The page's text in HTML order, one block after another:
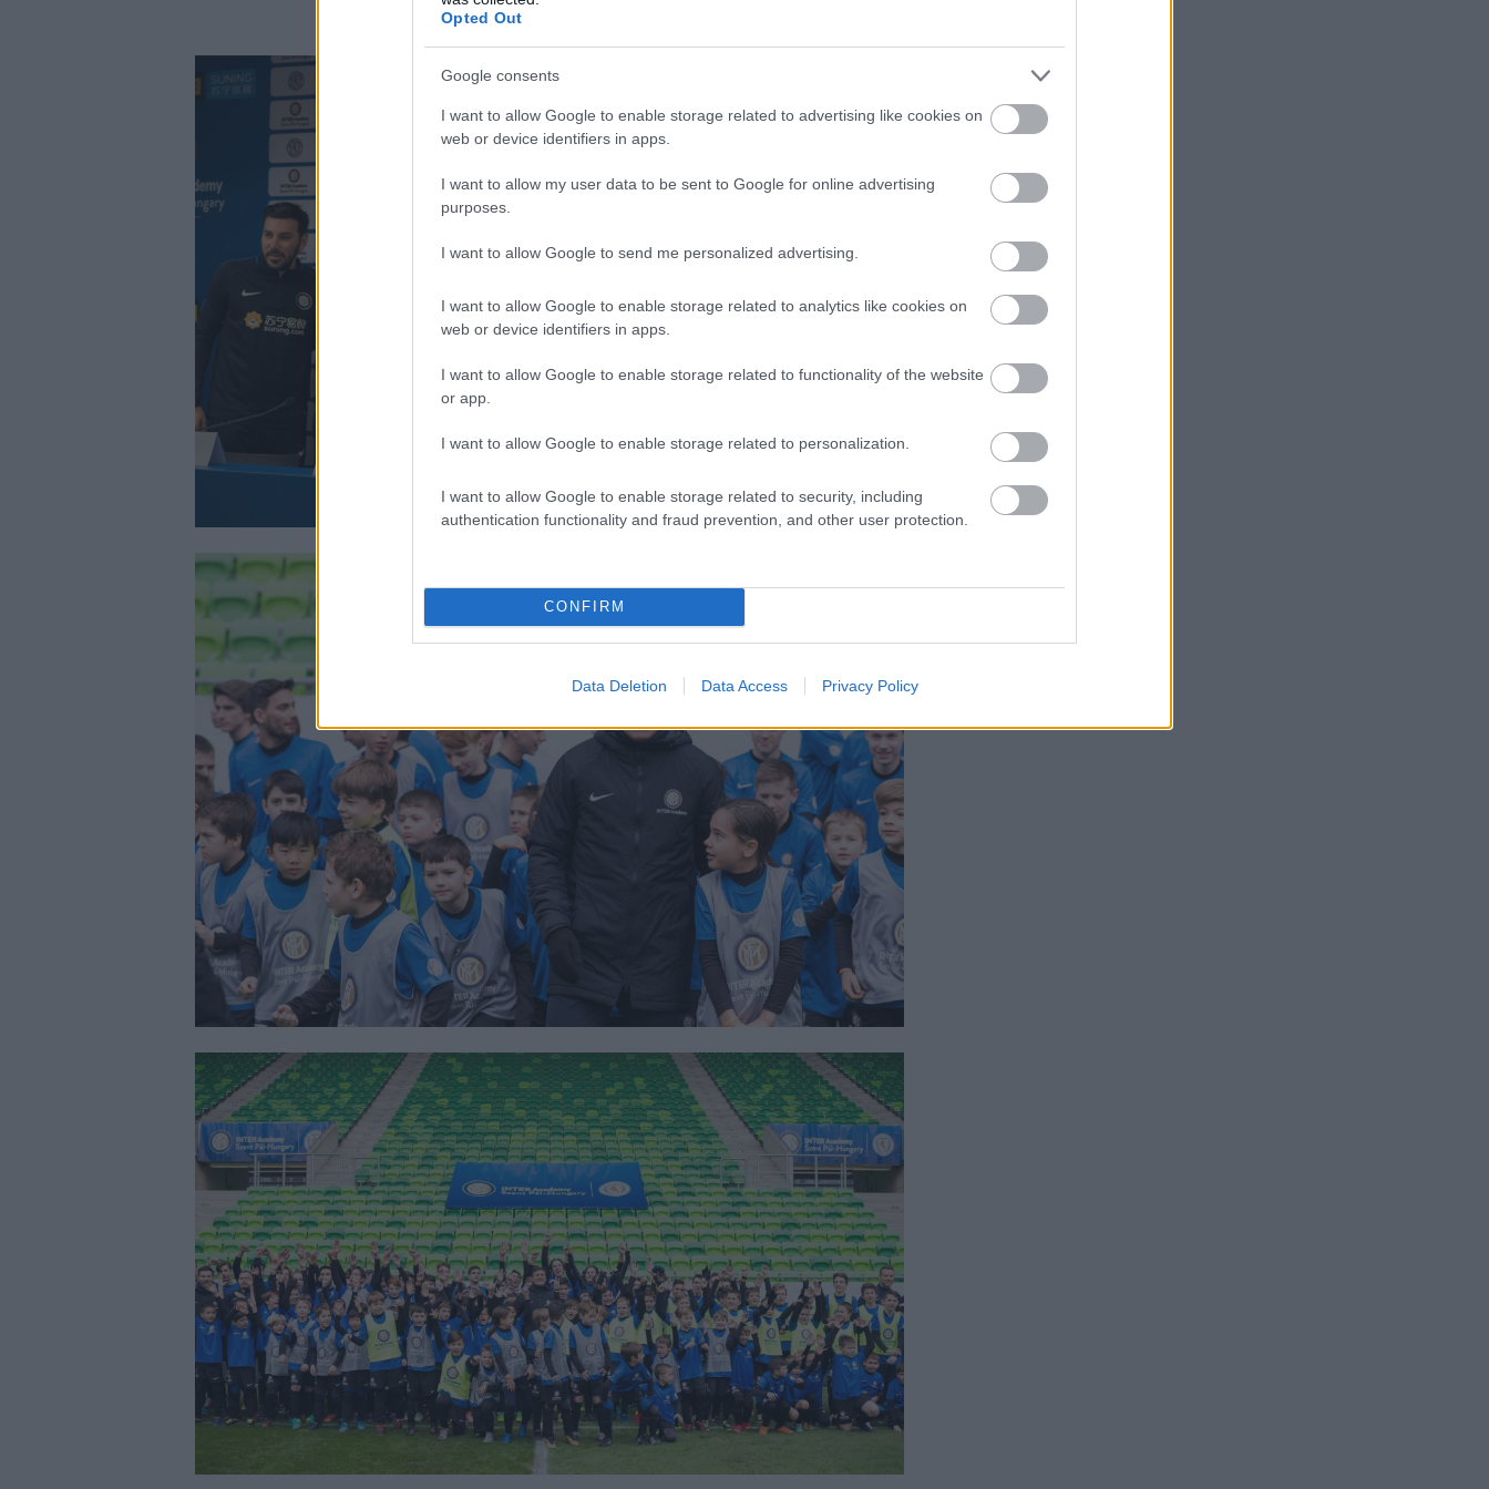
Opted Out
Google consents
I want to allow Google to enable storage related to advertising like cookies on
web or device identifiers in apps.
I want to allow my user data to be sent to Google for online advertising
purposes.
I want to allow Google to send me personalized advertising.
I want to allow Google to enable storage related to analytics like cookies on
web or device identifiers in apps.
I want to allow Google to enable storage related to functionality of the website
or app.
I want to allow Google to enable storage related to personalization.
I want to allow Google to enable storage related to security, including
authentication functionality and fraud prevention, and other user protection.
CONFIRM
Data Deletion Data Access Privacy Policy